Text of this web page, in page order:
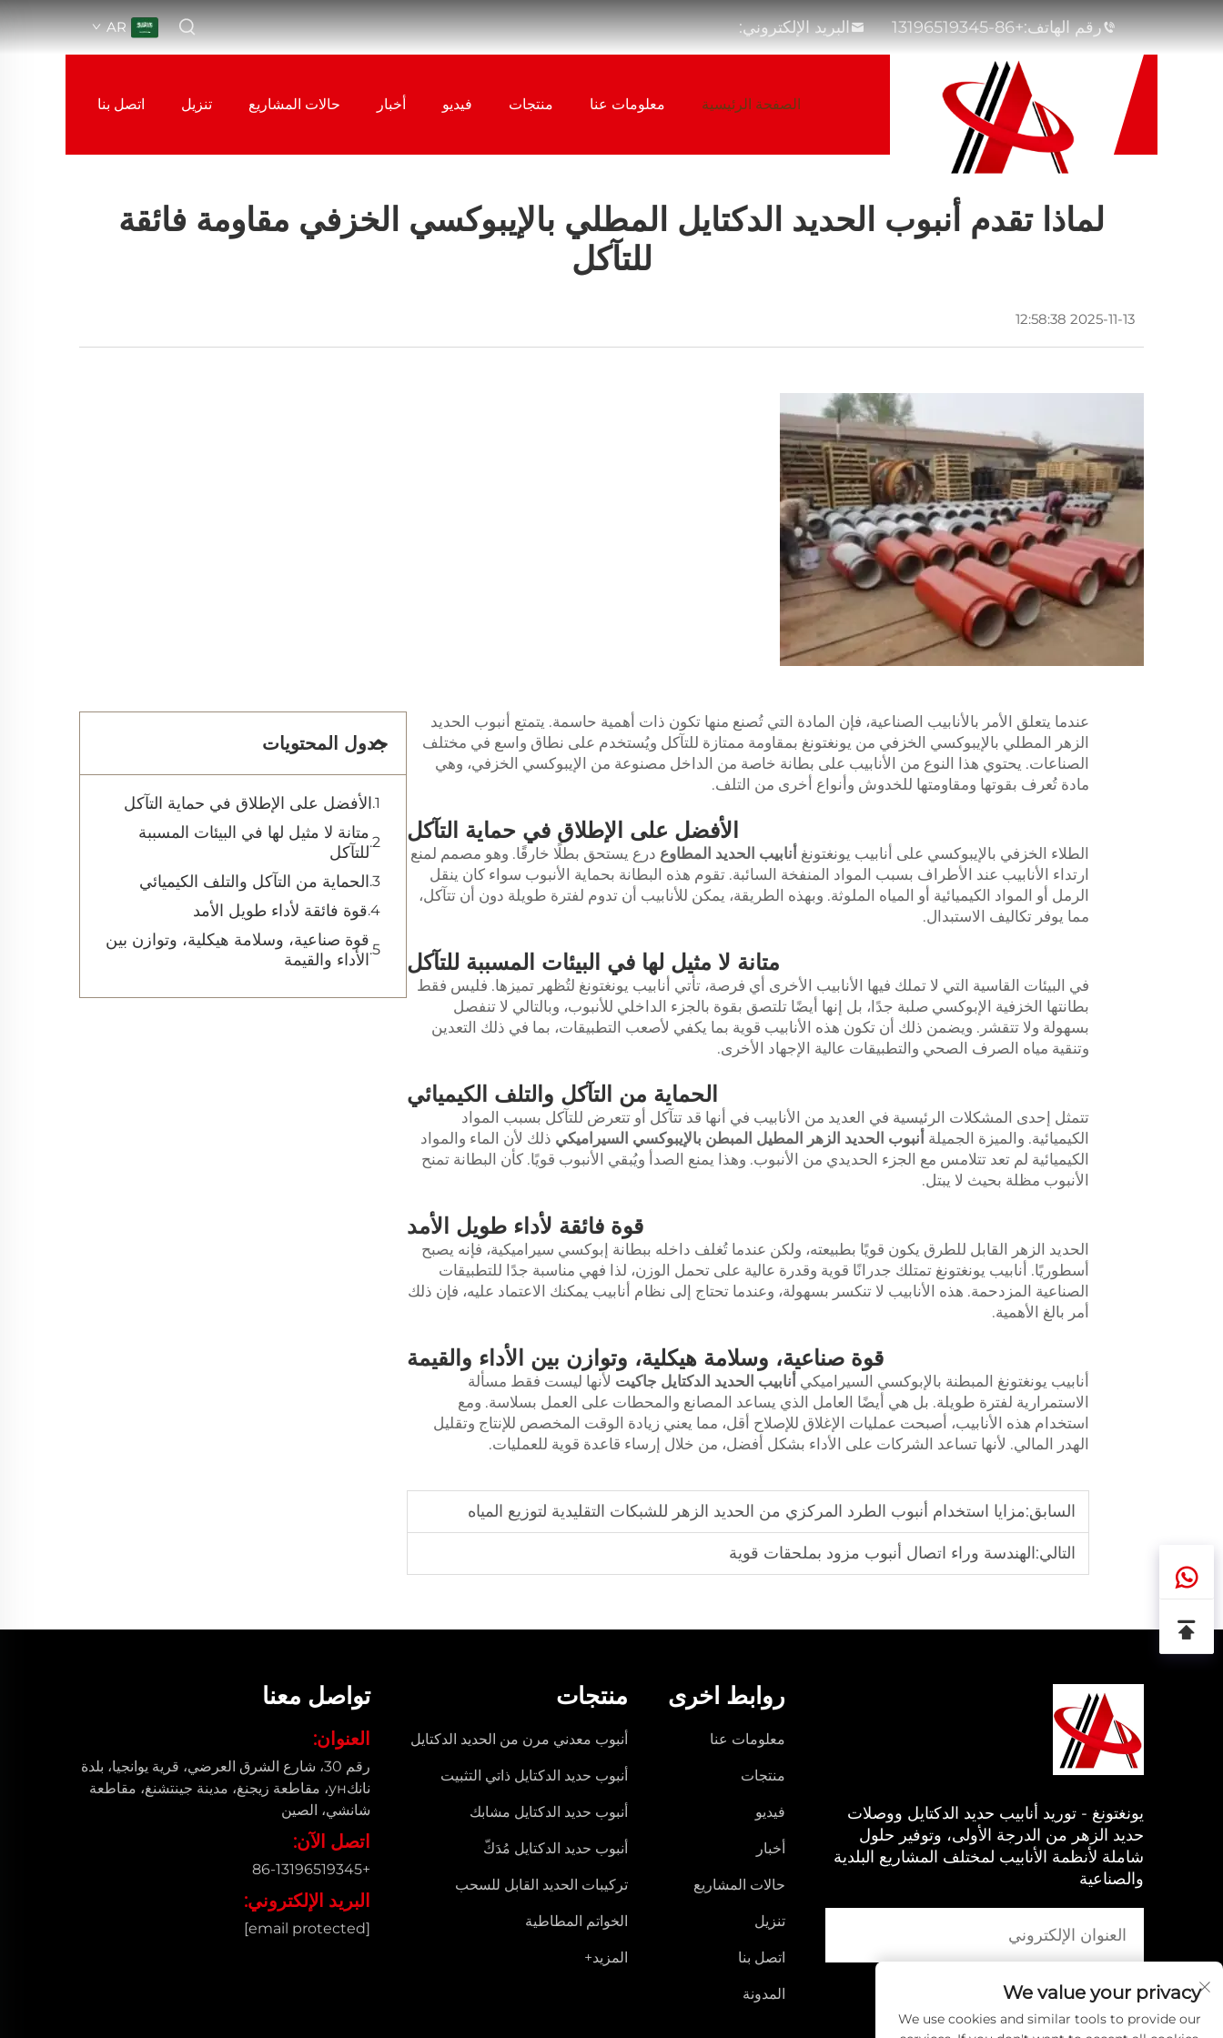
رقم الهاتف:+86-13196519345 البريد الإلكتروني: AR
الصفحة الرئيسية معلومات عنا منتجات فيديو أخبار حالات المشاريع تنزيل اتصل بنا
لماذا تقدم أنبوب الحديد الدكتايل المطلي بالإيبوكسي الخزفي مقاومة فائقة
للتآكل
2025-11-13 12:58:38
عندما يتعلق الأمر بالأنابيب الصناعية، فإن المادة التي تُصنع منها تكون ذات أهمية حاسمة. يتمتع أنبوب الحديد
الزهر المطلي بالإيبوكسي الخزفي من يونغتونغ بمقاومة ممتازة للتآكل ويُستخدم على نطاق واسع في مختلف
الصناعات. يحتوي هذا النوع من الأنابيب على بطانة خاصة من الداخل مصنوعة من الإيبوكسي الخزفي، وهي
مادة تُعرف بقوتها ومقاومتها للخدوش وأنواع أخرى من التلف.
الأفضل على الإطلاق في حماية التآكل
الطلاء الخزفي بالإيبوكسي على أنابيب يونغتونغ أنابيب الحديد المطاوع درع يستحق بطلًا خارقًا. وهو مصمم لمنع
ارتداء الأنابيب عند الأطراف بسبب المواد المنفخة السائبة. تقوم هذه البطانة بحماية الأنبوب سواء كان ينقل
الرمل أو المواد الكيميائية أو المياه الملوثة. وبهذه الطريقة، يمكن للأنابيب أن تدوم لفترة طويلة دون أن تتآكل،
مما يوفر تكاليف الاستبدال.
متانة لا مثيل لها في البيئات المسببة للتآكل
في البيئات القاسية التي لا تملك فيها الأنابيب الأخرى أي فرصة، تأتي أنابيب يونغتونغ لتُظهر تميزها. فليس فقط
بطانتها الخزفية الإبوكسي صلبة جدًا، بل إنها أيضًا تلتصق بقوة بالجزء الداخلي للأنبوب، وبالتالي لا تنفصل
بسهولة ولا تتقشر. ويضمن ذلك أن تكون هذه الأنابيب قوية بما يكفي لأصعب التطبيقات، بما في ذلك التعدين
وتنقية مياه الصرف الصحي والتطبيقات عالية الإجهاد الأخرى.
الحماية من التآكل والتلف الكيميائي
تتمثل إحدى المشكلات الرئيسية في العديد من الأنابيب في أنها قد تتآكل أو تتعرض للتآكل بسبب المواد
الكيميائية. والميزة الجميلة أنبوب الحديد الزهر المطيل المبطن بالإيبوكسي السيراميكي ذلك لأن الماء والمواد
الكيميائية لم تعد تتلامس مع الجزء الحديدي من الأنبوب. وهذا يمنع الصدأ ويُبقي الأنبوب قويًا. كأن البطانة تمنح
الأنبوب مظلة بحيث لا يبتل.
قوة فائقة لأداء طويل الأمد
الحديد الزهر القابل للطرق يكون قويًا بطبيعته، ولكن عندما تُغلف داخله ببطانة إبوكسي سيراميكية، فإنه يصبح
أسطوريًا. أنابيب يونغتونغ تمتلك جدرانًا قوية وقدرة عالية على تحمل الوزن، لذا فهي مناسبة جدًا للتطبيقات
الصناعية المزدحمة. هذه الأنابيب لا تنكسر بسهولة، وعندما تحتاج إلى نظام أنابيب يمكنك الاعتماد عليه، فإن ذلك
أمر بالغ الأهمية.
قوة صناعية، وسلامة هيكلية، وتوازن بين الأداء والقيمة
أنابيب يونغتونغ المبطنة بالإبوكسي السيراميكي أنابيب الحديد الدكتايل جاكيت لأنها ليست فقط مسألة
الاستمرارية لفترة طويلة. بل هي أيضًا العامل الذي يساعد المصانع والمحطات على العمل بسلاسة. ومع
استخدام هذه الأنابيب، أصبحت عمليات الإغلاق للإصلاح أقل، مما يعني زيادة الوقت المخصص للإنتاج وتقليل
الهدر المالي. لأنها تساعد الشركات على الأداء بشكل أفضل، من خلال إرساء قاعدة قوية للعمليات.
السابق:مزايا استخدام أنبوب الطرد المركزي من الحديد الزهر للشبكات التقليدية لتوزيع المياه
التالي:الهندسة وراء اتصال أنبوب مزود بملحقات قوية
جدول المحتويات
الأفضل على الإطلاق في حماية التآكل
متانة لا مثيل لها في البيئات المسببة
للتآكل
الحماية من التآكل والتلف الكيميائي
قوة فائقة لأداء طويل الأمد
قوة صناعية، وسلامة هيكلية، وتوازن بين
الأداء والقيمة
يونغتونغ - توريد أنابيب حديد الدكتايل ووصلات
حديد الزهر من الدرجة الأولى، وتوفير حلول
شاملة لأنظمة الأنابيب لمختلف المشاريع البلدية
والصناعية
روابط اخرى
معلومات عنا
منتجات
فيديو
أخبار
حالات المشاريع
تنزيل
اتصل بنا
المدونة
منتجات
أنبوب معدني مرن من الحديد الدكتايل
أنبوب حديد الدكتايل ذاتي التثبيت
أنبوب حديد الدكتايل مشابك
أنبوب حديد الدكتايل مُدَكّ
تركيبات الحديد القابل للسحب
الخواتم المطاطية
المزيد+
تواصل معنا
العنوان:
رقم 30، شارع الشرق العرضي، قرية يوانجيا، بلدة
نانكун، مقاطعة زيجنغ، مدينة جينتشنغ، مقاطعة
شانشي، الصين
اتصل الآن:
+86-13196519345
البريد الإلكتروني:
[email protected]
We value your privacy
We use cookies and similar tools to provide our